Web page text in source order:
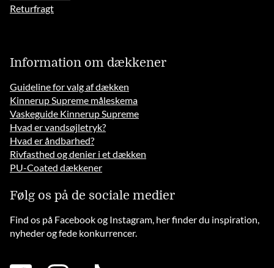
Returfragt
Information om dækkener
Guideline for valg af dækken
Kinnerup Supreme måleskema
Vaskeguide Kinnerup Supreme
Hvad er vandsøjletryk?
Hvad er åndbarhed?
Rivfasthed og denier i et dækken
PU-Coated dækkener
Følg os på de sociale medier
Find os på Facebook og Instagram, her finder du inspiration,
nyheder og fede konkurrencer.